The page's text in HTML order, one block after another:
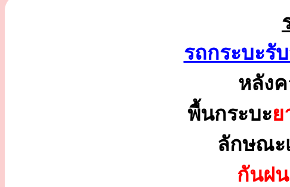
รถกระบะรั
หลัง
พื้นกระบะย
ลักษณะ
กันฝน